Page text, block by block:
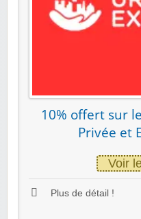
10% offert sur
Privée et
Voir
Plus de détail !